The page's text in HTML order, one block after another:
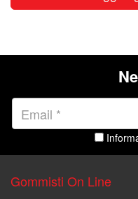
Gommisti On Line